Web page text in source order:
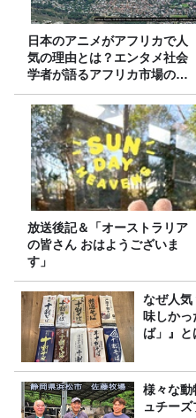
日本のアニメがアフリカで人
気の理由とは？エンタメ社会
学者が語るアフリカ市場のリ
アル
放送後記＆「オーストラリア
の皆さん おはようございま
す」
なぜ人
味しか
ば」』と
様々な動
ュチーズ